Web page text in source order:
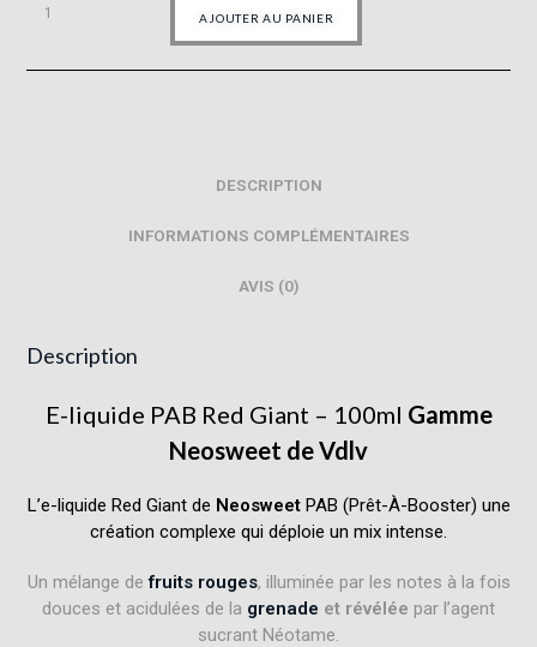
AJOUTER AU PANIER
DESCRIPTION
INFORMATIONS COMPLÉMENTAIRES
AVIS (0)
Description
E-liquide PAB Red Giant – 100ml Gamme
Neosweet deVdlv
L’e-liquide Red Giant de NeosweetPAB (Prêt-À-Booster) une
création complexe qui déploie un mix intense.
Un mélange defruits rouges, illuminée par les notes à la fois
douces et acidulées de la grenade et révélée par l’agent
sucrant Néotame.